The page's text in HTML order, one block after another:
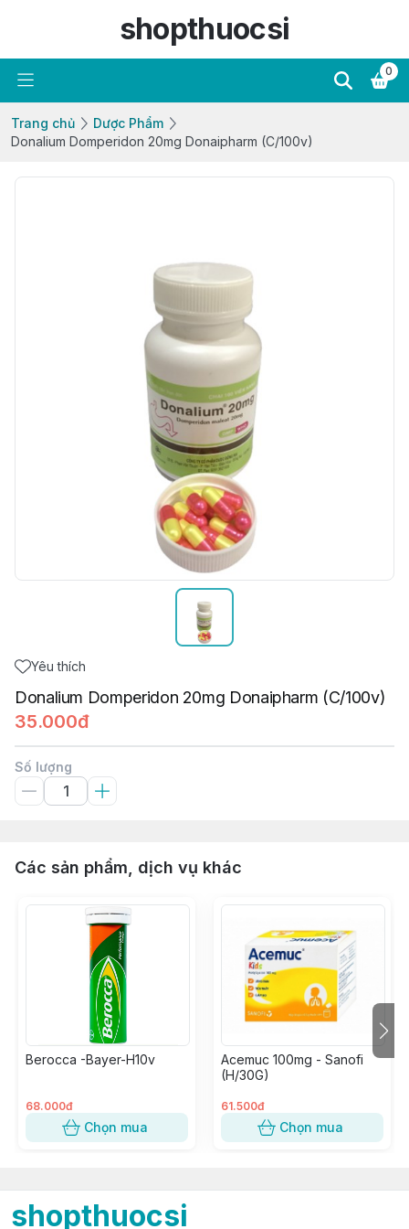
shopthuocsi
0
Trang chủ
Dược Phẩm
Donalium Domperidon 20mg Donaipharm (C/100v)
Yêu thích
Donalium Domperidon 20mg Donaipharm (C/100v)
35.000đ
Số lượng
Các sản phẩm, dịch vụ khác
Berocca -Bayer-H10v
68.000đ
Chọn mua
Acemuc 100mg - Sanofi
(H/30G)
61.500đ
Chọn mua
shopthuocsi